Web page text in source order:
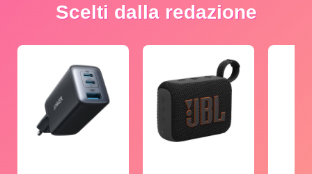
Scelti dalla redazione